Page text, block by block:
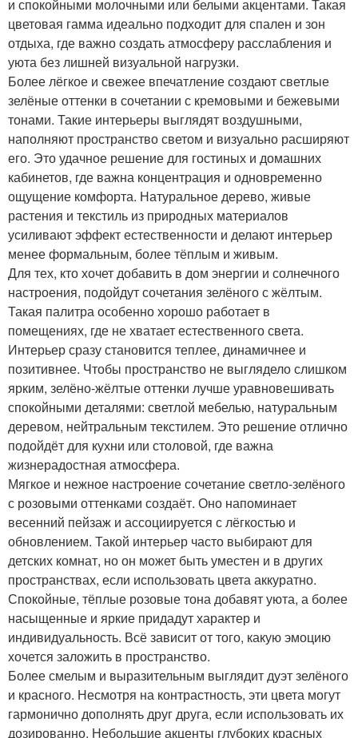
и спокойными молочными или белыми акцентами. Такая
цветовая гамма идеально подходит для спален и зон
отдыха, где важно создать атмосферу расслабления и
уюта без лишней визуальной нагрузки.
Более лёгкое и свежее впечатление создают светлые
зелёные оттенки в сочетании с кремовыми и бежевыми
тонами. Такие интерьеры выглядят воздушными,
наполняют пространство светом и визуально расширяют
его. Это удачное решение для гостиных и домашних
кабинетов, где важна концентрация и одновременно
ощущение комфорта. Натуральное дерево, живые
растения и текстиль из природных материалов
усиливают эффект естественности и делают интерьер
менее формальным, более тёплым и живым.
Для тех, кто хочет добавить в дом энергии и солнечного
настроения, подойдут сочетания зелёного с жёлтым.
Такая палитра особенно хорошо работает в
помещениях, где не хватает естественного света.
Интерьер сразу становится теплее, динамичнее и
позитивнее. Чтобы пространство не выглядело слишком
ярким, зелёно-жёлтые оттенки лучше уравновешивать
спокойными деталями: светлой мебелью, натуральным
деревом, нейтральным текстилем. Это решение отлично
подойдёт для кухни или столовой, где важна
жизнерадостная атмосфера.
Мягкое и нежное настроение сочетание светло-зелёного
с розовыми оттенками создаёт. Оно напоминает
весенний пейзаж и ассоциируется с лёгкостью и
обновлением. Такой интерьер часто выбирают для
детских комнат, но он может быть уместен и в других
пространствах, если использовать цвета аккуратно.
Спокойные, тёплые розовые тона добавят уюта, а более
насыщенные и яркие придадут характер и
индивидуальность. Всё зависит от того, какую эмоцию
хочется заложить в пространство.
Более смелым и выразительным выглядит дуэт зелёного
и красного. Несмотря на контрастность, эти цвета могут
гармонично дополнять друг друга, если использовать их
дозированно. Небольшие акценты глубоких красных